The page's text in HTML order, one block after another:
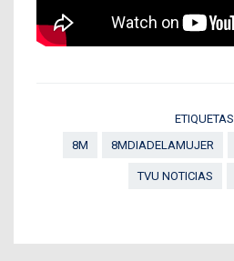
ETIQUETAS
8M
8MDIADELAMUJER
TVU NOTICIAS